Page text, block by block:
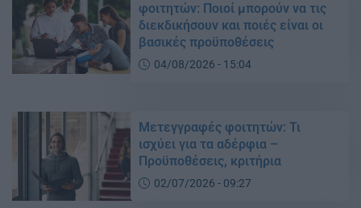
φοιτητών: Ποιοί μπορούν να τις
διεκδικήσουν και ποιές είναι οι
βασικές προϋποθέσεις
04/08/2026 - 15:04
Μετεγγραφές φοιτητών: Τι
ισχύει για τα αδέρφια –
Προϋποθέσεις, κριτήρια
02/07/2026 - 09:27